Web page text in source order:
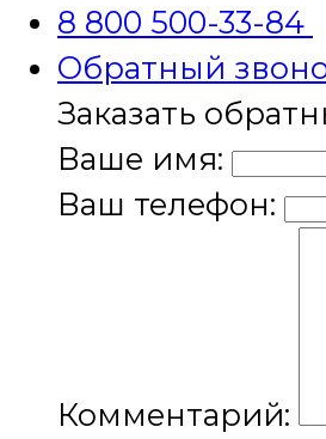
8 800 500-33-84
Обратный
Заказать
Ваше имя:
Ваш телефон:
Комментарий: